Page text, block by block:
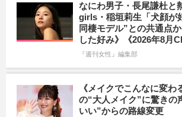
なにわ男子・長尾謙杜と
girls・稲垣莉生「犬顔が
同棲モデル”との共通点
した好み》《2026年8月
『週刊女性』編集部
《メイクでこんなに変わ
の“大人メイク”に驚き
いい”からの路線変更